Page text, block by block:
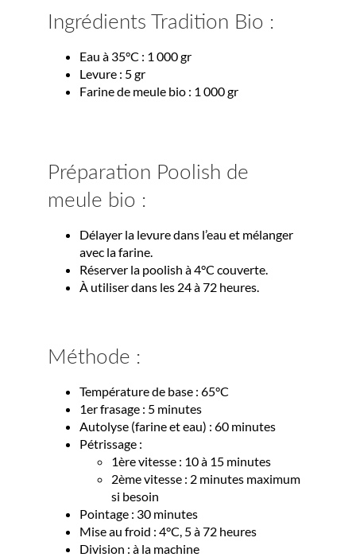
Ingrédients Tradition Bio :
Eau à 35°C : 1 000 gr
Levure : 5 gr
Farine de meule bio : 1 000 gr
Préparation Poolish de
meule bio :
Délayer la levure dans l’eau et mélanger
avec la farine.
Réserver la poolish à 4°C couverte.
À utiliser dans les 24 à 72 heures.
Méthode :
Température de base : 65°C
1er frasage : 5 minutes
Autolyse (farine et eau) : 60 minutes
Pétrissage :
1ère vitesse : 10 à 15 minutes
2ème vitesse : 2 minutes maximum
si besoin
Pointage : 30 minutes
Mise au froid : 4°C, 5 à 72 heures
Division : à la machine